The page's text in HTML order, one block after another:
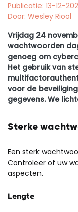
Publicatie: 13-12-
Door: Wesley Riool
Vrijdag 24
wachtwoorden
genoeg om
Het gebruik van
voor de
gegevens. We
Sterke
Een sterk
Controleer of uw
aspecten.
Lengte